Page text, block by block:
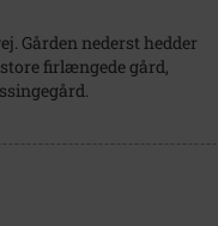
Gården nederst hedder
firlængede gård,